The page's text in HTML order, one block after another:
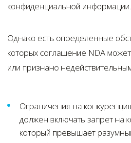
конфиденциальной информации.
Однако есть определенные
которых соглашение NDA
или признано
Ограничения на
должен включать запрет на
который превышает